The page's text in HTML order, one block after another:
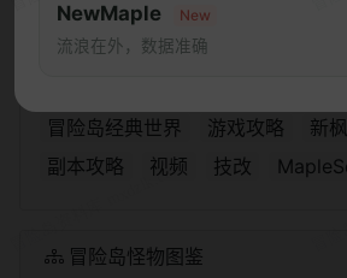
NewMaple New
流浪在外，数据准确
热门频道
冒险岛经典世界
游戏攻略
新
副本攻略
视频 技改
冒险岛怪物图鉴